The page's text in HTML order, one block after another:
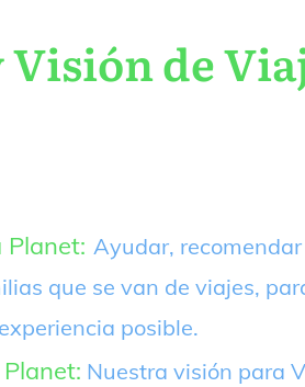
de
Planet: Ayudar,
que se van de viajes,
posible.
Nuestra visión para